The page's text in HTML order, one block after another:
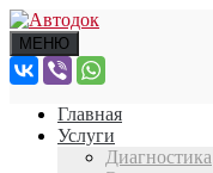
МЕНЮ
Главная
Услуги
Диагностика